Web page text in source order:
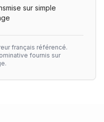
sur simple
français référencé.
fournis sur